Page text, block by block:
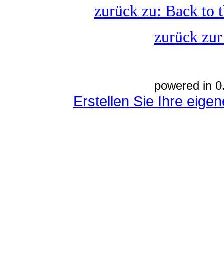
zurück zu: Back to
zurück
powered in
Erstellen Sie Ihre